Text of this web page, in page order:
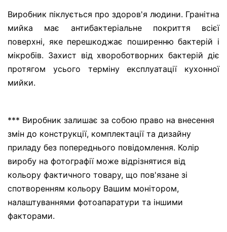
Виробник піклується про здоров'я людини. Гранітна
мийка має антибактеріальне покриття всієї
поверхні, яке перешкоджає поширенню бактерій і
мікробів. Захист від хвороботворних бактерій діє
протягом усього терміну експлуатації кухонної
мийки.
*** Виробник залишає за собою право на внесення
змін до конструкції, комплектації та дизайну
приладу без попереднього повідомлення. Колір
виробу на фотографії може відрізнятися від
кольору фактичного товару, що пов'язане зі
спотворенням кольору Вашим монітором,
налаштуваннями фотоапаратури та іншими
факторами.